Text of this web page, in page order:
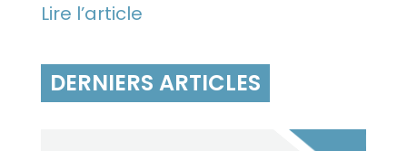
Lire l’article
DERNIERS ARTICLES